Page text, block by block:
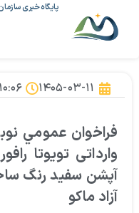
پایگاه خبری
۱۴۰۵-۰۳-۱۱ ۱۰:۰۶
وارداتی تویوتا
آزاد ماکو